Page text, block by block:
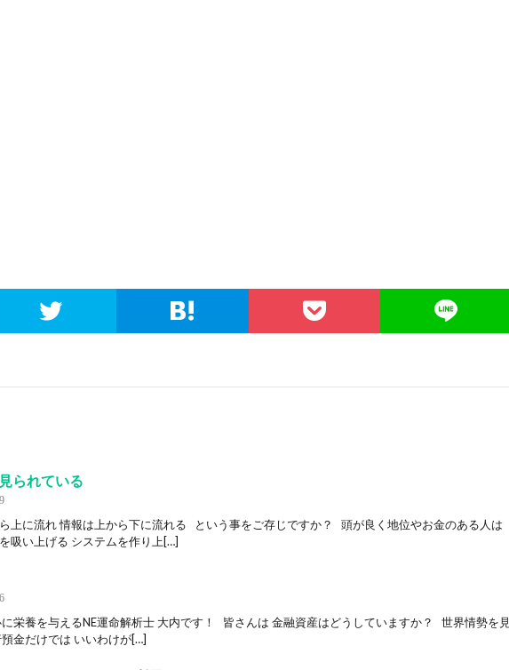
られている
上に流れ 情報は上から下に流れる という事をご存じですか？ 頭が良く地位やお金のある人は
吸い上げる システムを作り上[…]
栄養を与えるNE運命解析士 大内です！ 皆さんは 金融資産はどうしていますか？ 世界情勢を見
金だけでは いいわけが[…]